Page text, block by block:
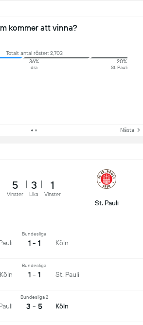
kommer att vinna?
Totalt antal röster: 2,703
36%
dra
20%
St. Pauli
Nästa
5
Vinster
3
Lika
1
Vinster
St. Pauli
Bundesliga
1 - 1 Köln
Köln
Bundesliga
1 - 1 St. Pauli
Bundesliga 2
3 - 5 Köln